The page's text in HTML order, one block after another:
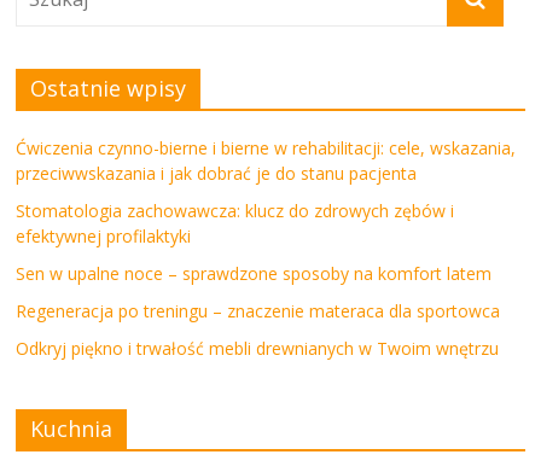
Ostatnie wpisy
Ćwiczenia czynno-bierne i bierne w rehabilitacji: cele, wskazania,
przeciwwskazania i jak dobrać je do stanu pacjenta
Stomatologia zachowawcza: klucz do zdrowych zębów i
efektywnej profilaktyki
Sen w upalne noce – sprawdzone sposoby na komfort latem
Regeneracja po treningu – znaczenie materaca dla sportowca
Odkryj piękno i trwałość mebli drewnianych w Twoim wnętrzu
Kuchnia